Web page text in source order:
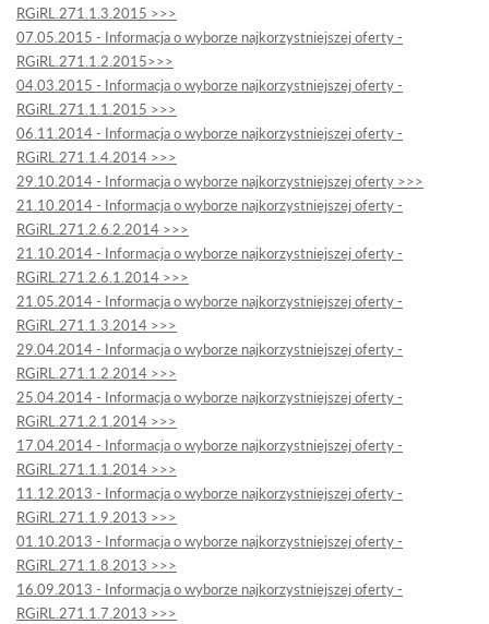
RGiRL.271.1.3.2015 >>>
07.05.2015 - Informacja o wyborze najkorzystniejszej oferty -
RGiRL.271.1.2.2015>>>
04.03.2015 - Informacja o wyborze najkorzystniejszej oferty -
RGiRL.271.1.1.2015 >>>
06.11.2014 - Informacja o wyborze najkorzystniejszej oferty -
RGiRL.271.1.4.2014 >>>
29.10.2014 - Informacja o wyborze najkorzystniejszej oferty >>>
21.10.2014 - Informacja o wyborze najkorzystniejszej oferty -
RGiRL.271.2.6.2.2014 >>>
21.10.2014 - Informacja o wyborze najkorzystniejszej oferty -
RGiRL.271.2.6.1.2014 >>>
21.05.2014 - Informacja o wyborze najkorzystniejszej oferty -
RGiRL.271.1.3.2014 >>>
29.04.2014 - Informacja o wyborze najkorzystniejszej oferty -
RGiRL.271.1.2.2014 >>>
25.04.2014 - Informacja o wyborze najkorzystniejszej oferty -
RGiRL.271.2.1.2014 >>>
17.04.2014 - Informacja o wyborze najkorzystniejszej oferty -
RGiRL.271.1.1.2014 >>>
11.12.2013 - Informacja o wyborze najkorzystniejszej oferty -
RGiRL.271.1.9.2013 >>>
01.10.2013 - Informacja o wyborze najkorzystniejszej oferty -
RGiRL.271.1.8.2013 >>>
16.09.2013 - Informacja o wyborze najkorzystniejszej oferty -
RGiRL.271.1.7.2013 >>>